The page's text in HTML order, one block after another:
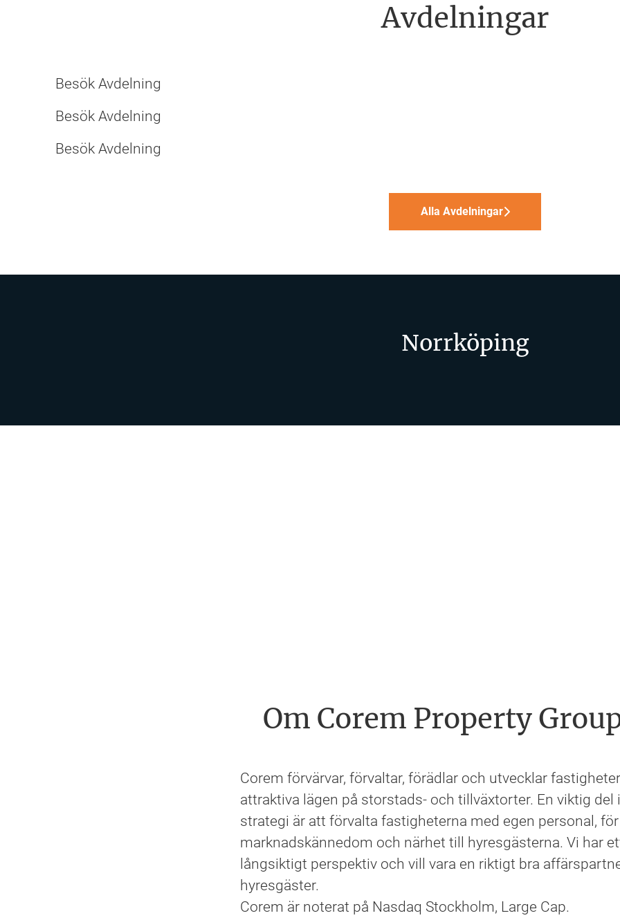
Avdelningar
Besök Avdelning
Besök Avdelning
Besök Avdelning
Alla Avdelningar
Norrköping
Om Corem Property
Corem förvärvar, förvaltar, förädlar och utvecklar
attraktiva lägen på storstads- och tillväxtorter. En viktig del
strategi är att förvalta fastigheterna med egen personal,
marknadskännedom och närhet till hyresgästerna. Vi har
långsiktigt perspektiv och vill vara en riktigt bra
hyresgäster.
Corem är noterat på Nasdaq Stockholm, Large Cap.